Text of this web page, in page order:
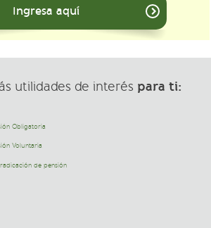
Ingresa aquí
utilidades de interés para ti:
Obligatoria
Voluntaria
de pensión